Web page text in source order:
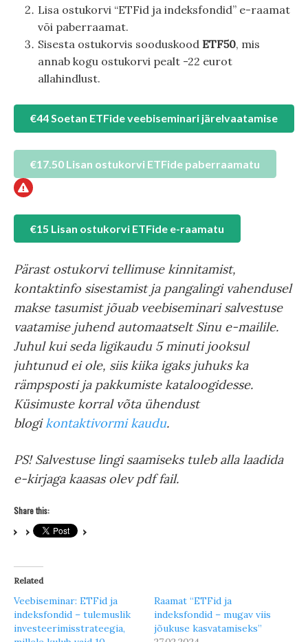
Lisa ostukorvi “ETFid ja indeksfondid” e-raamat
või paberraamat.
Sisesta ostukorvis sooduskood ETF50, mis
annab kogu ostukorvi pealt -22 eurot
allahindlust.
€44 Soetan ETFide veebiseminari järelvaatamise
€17.50 Lisan ostukorvi ETFide paberraamatu
€15 Lisan ostukorvi ETFide e-raamatu
Pärast ostukorvi tellimuse kinnitamist,
kontaktinfo sisestamist ja pangalingi vahendusel
makse tasumist jõuab veebiseminari salvestuse
vaatamise juhend automaatselt Sinu e-mailile.
Juhul kui seda ligikaudu 5 minuti jooksul
juhtunud ei ole, siis kiika igaks juhuks ka
rämpsposti ja pakkumiste kataloogidesse.
Küsimuste korral võta ühendust
blogikontaktivormi kaudu.
PS!Salvestuse lingisaamiseks tuleb alla laadida
e-kirjaga kaasas olev pdf fail.
Share this:
Related
Veebiseminar: ETFid ja
indeksfondid – tulemuslik
investeerimisstrateegia,
Raamat “ETFid ja
indeksfondid – mugav viis
jõukuse kasvatamiseks”